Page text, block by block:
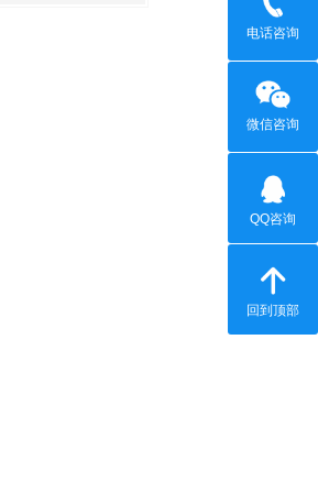
电话咨询
微信咨询
QQ咨询
回到顶部